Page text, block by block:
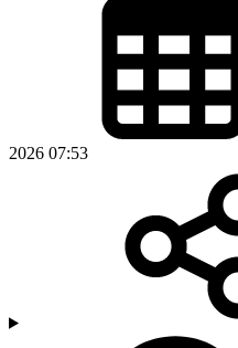
2026 07:53